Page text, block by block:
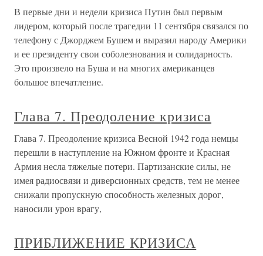
В первые дни и недели кризиса Путин был первым
лидером, который после трагедии 11 сентября связался по
телефону с Джорджем Бушем и выразил народу Америки
и ее президенту свои соболезнования и солидарность.
Это произвело на Буша и на многих американцев
большое впечатление.
Глава 7. Преодоление кризиса
Глава 7. Преодоление кризиса Весной 1942 года немцы
перешли в наступление на Южном фронте и Красная
Армия несла тяжелые потери. Партизанские силы, не
имея радиосвязи и диверсионных средств, тем не менее
снижали пропускную способность железных дорог,
наносили урон врагу,
ПРИБЛИЖЕНИЕ КРИЗИСА